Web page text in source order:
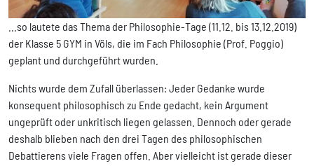
...so lautete das Thema der Philosophie-Tage (11.12. bis 13.12.2019)
der Klasse 5 GYM in Völs, die im Fach Philosophie (Prof. Poggio)
geplant und durchgeführt wurden.
Nichts wurde dem Zufall überlassen: Jeder Gedanke wurde
konsequent philosophisch zu Ende gedacht, kein Argument
ungeprüft oder unkritisch liegen gelassen. Dennoch oder gerade
deshalb blieben nach den drei Tagen des philosophischen
Debattierens viele Fragen offen. Aber vielleicht ist gerade dieser